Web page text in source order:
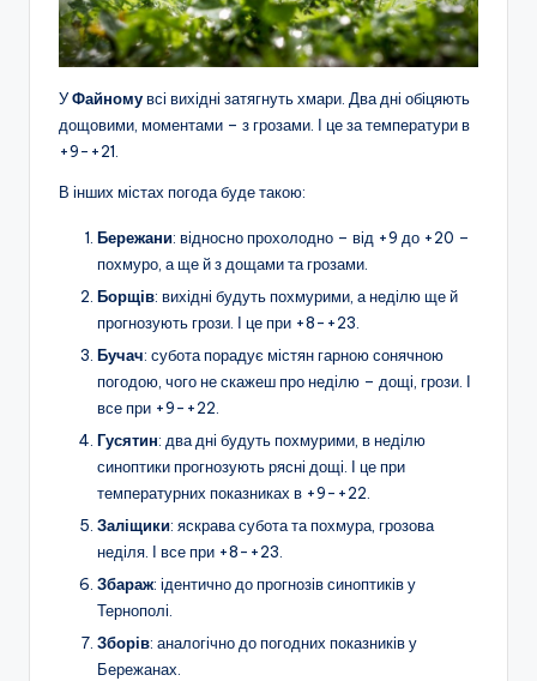
УФайномувсі вихідні затягнуть хмари. Два дні обіцяють
дощовими, моментами – з грозами. І це за температури в
+9-+21.
В інших містах погода буде такою:
Бережани: відносно прохолодно – від +9 до +20 –
похмуро, а ще й з дощами та грозами.
Борщів: вихідні будуть похмурими, а неділю ще й
прогнозують грози. І це при +8-+23.
Бучач: субота порадує містян гарною сонячною
погодою, чого не скажеш про неділю – дощі, грози. І
все при +9-+22.
Гусятин: два дні будуть похмурими, в неділю
синоптики прогнозують рясні дощі. І це при
температурних показниках в +9-+22.
Заліщики: яскрава субота та похмура, грозова
неділя. І все при +8-+23.
Збараж: ідентично до прогнозів синоптиків у
Тернополі.
Зборів: аналогічно до погодних показників у
Бережанах.